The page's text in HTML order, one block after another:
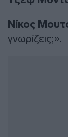
Νίκος
γνωρίζεις;».